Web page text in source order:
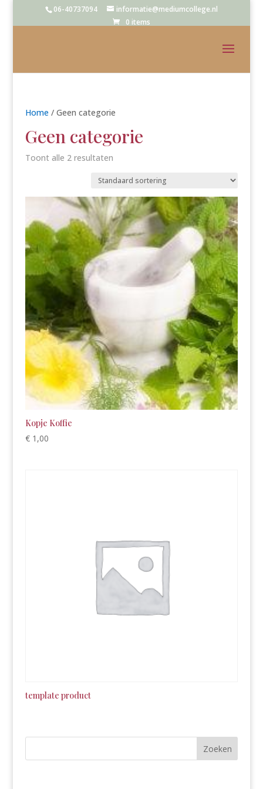
06-40737094
informatie@mediumcollege.nl
0 items
Home/ Geen categorie
Geen categorie
Toont alle 2 resultaten
Kopje Koffie
€1,00
template product
Zoeken